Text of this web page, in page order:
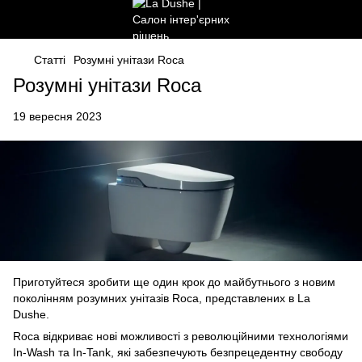
Статті Розумні унітази Roca
Розумні унітази Roca
19 вересня 2023
Приготуйтеся зробити ще один крок до майбутнього з новим
поколінням розумних унітазів Roca, представлених в La
Dushe.
Roca відкриває нові можливості з революційними технологіями
In-Wash та In-Tank, які забезпечують безпрецедентну свободу